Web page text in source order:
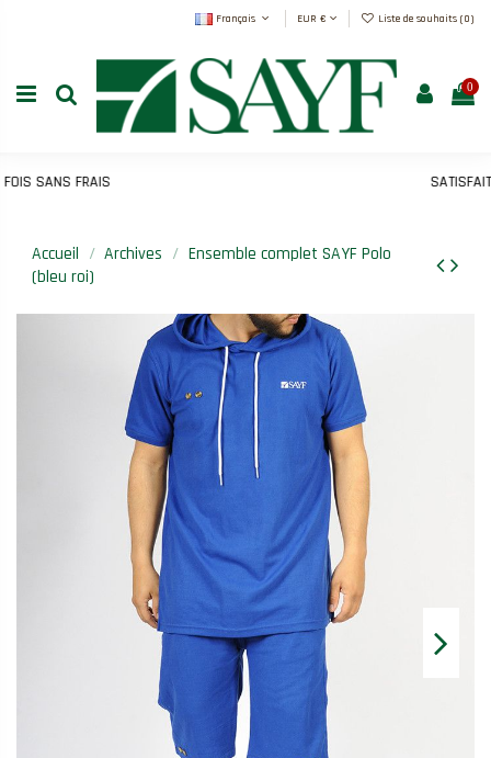
Français EUR € Liste de souhaits (0)
0
SANS FRAIS SATISFAIT
Accueil Archives
Ensemble complet SAYF Polo
(bleu roi)